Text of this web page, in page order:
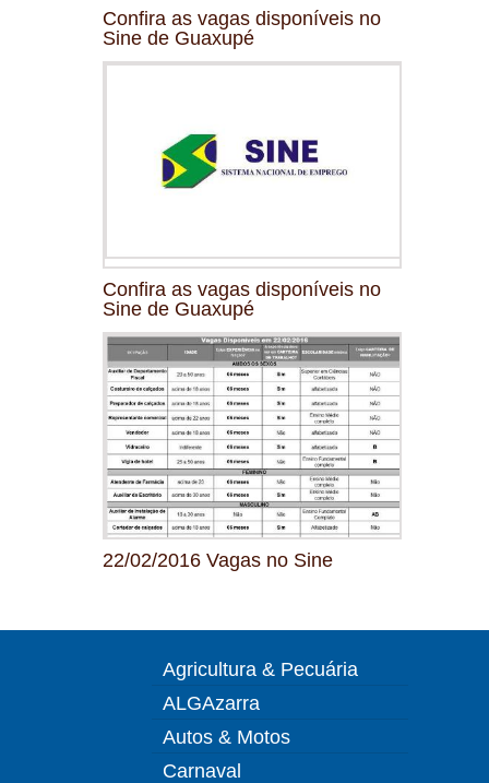
Confira as vagas disponíveis no
Sine de Guaxupé
Confira as vagas disponíveis no
Sine de Guaxupé
22/02/2016 Vagas no Sine
Agricultura & Pecuária
ALGAzarra
Autos & Motos
Carnaval